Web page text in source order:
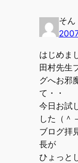
そん
はじめま
田村先生
グへお邪
て・・
今日お試
した（＾
ブログ拝
長が
ひょっと